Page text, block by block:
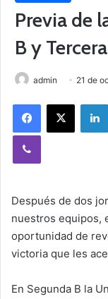
Previa de
B y
admin 21 de
Después de dos
nuestros equipos,
oportunidad de
victoria que les
En Segunda B la